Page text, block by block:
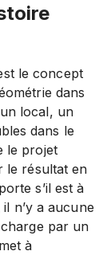
le concept
dans
local, un
dans le
le projet
le résultat en
s’il est à
n’y a aucune
par un
à